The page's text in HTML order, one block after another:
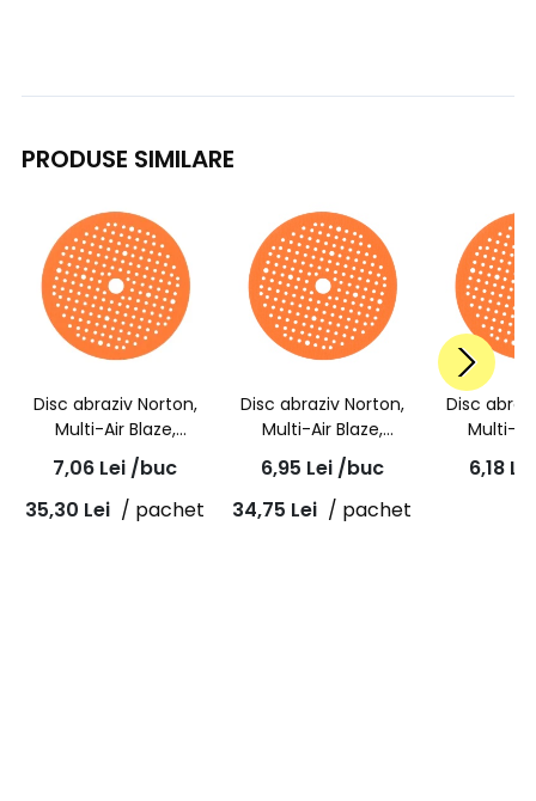
PRODUSE SIMILARE
Disc abraziv Norton,
Multi-Air Blaze,
granulatie P40,
ceramic A995,
150x18mm
7,06 Lei /buc
35,30 Lei / pachet
Disc abraziv Norton,
Multi-Air Blaze,
granulatie P60,
ceramic A995,
150x18mm
6,95 Lei /buc
34,75 Lei / pachet
Disc
Multi-
6,18 Lei